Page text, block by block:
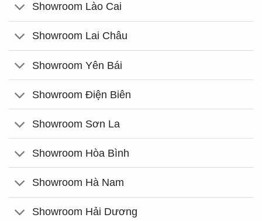
Showroom Lào Cai
Showroom Lai Châu
Showroom Yên Bái
Showroom Điện Biên
Showroom Sơn La
Showroom Hòa Bình
Showroom Hà Nam
Showroom Hải Dương